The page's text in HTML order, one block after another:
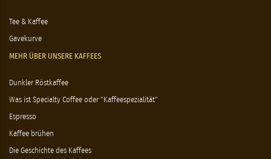
Tee & Kaffee
Gavekurve
MEHR ÜBER UNSERE KAFFEES
Dunkler Röstkaffee
Was ist Specialty Coffee oder "Kaffeespezialität"
Espresso
Kaffee brühen
Die Geschichte des Kaffees